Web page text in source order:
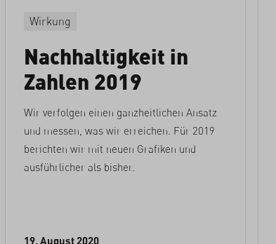
Wirkung
Nachhaltigkeit in
Zahlen 2019
Wir verfolgen einen ganzheitlichen Ansatz
und messen, was wir erreichen. Für 2019
berichten wir mit neuen Grafiken und
ausführlicher als bisher.
19. August 2020